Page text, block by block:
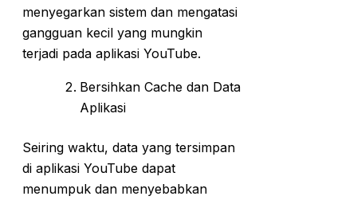
menyegarkan sistem dan mengatasi
gangguan kecil yang mungkin
terjadi pada aplikasi YouTube.
Bersihkan Cache dan Data
Aplikasi
Seiring waktu, data yang tersimpan
di aplikasi YouTube dapat
menumpuk dan menyebabkan